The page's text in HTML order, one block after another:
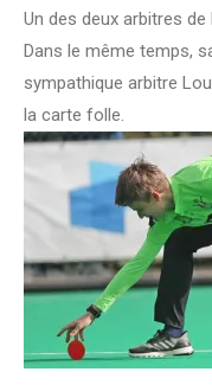
Un des deux arbitres
Dans le même temps,
sympathique arbitre
la carte folle.